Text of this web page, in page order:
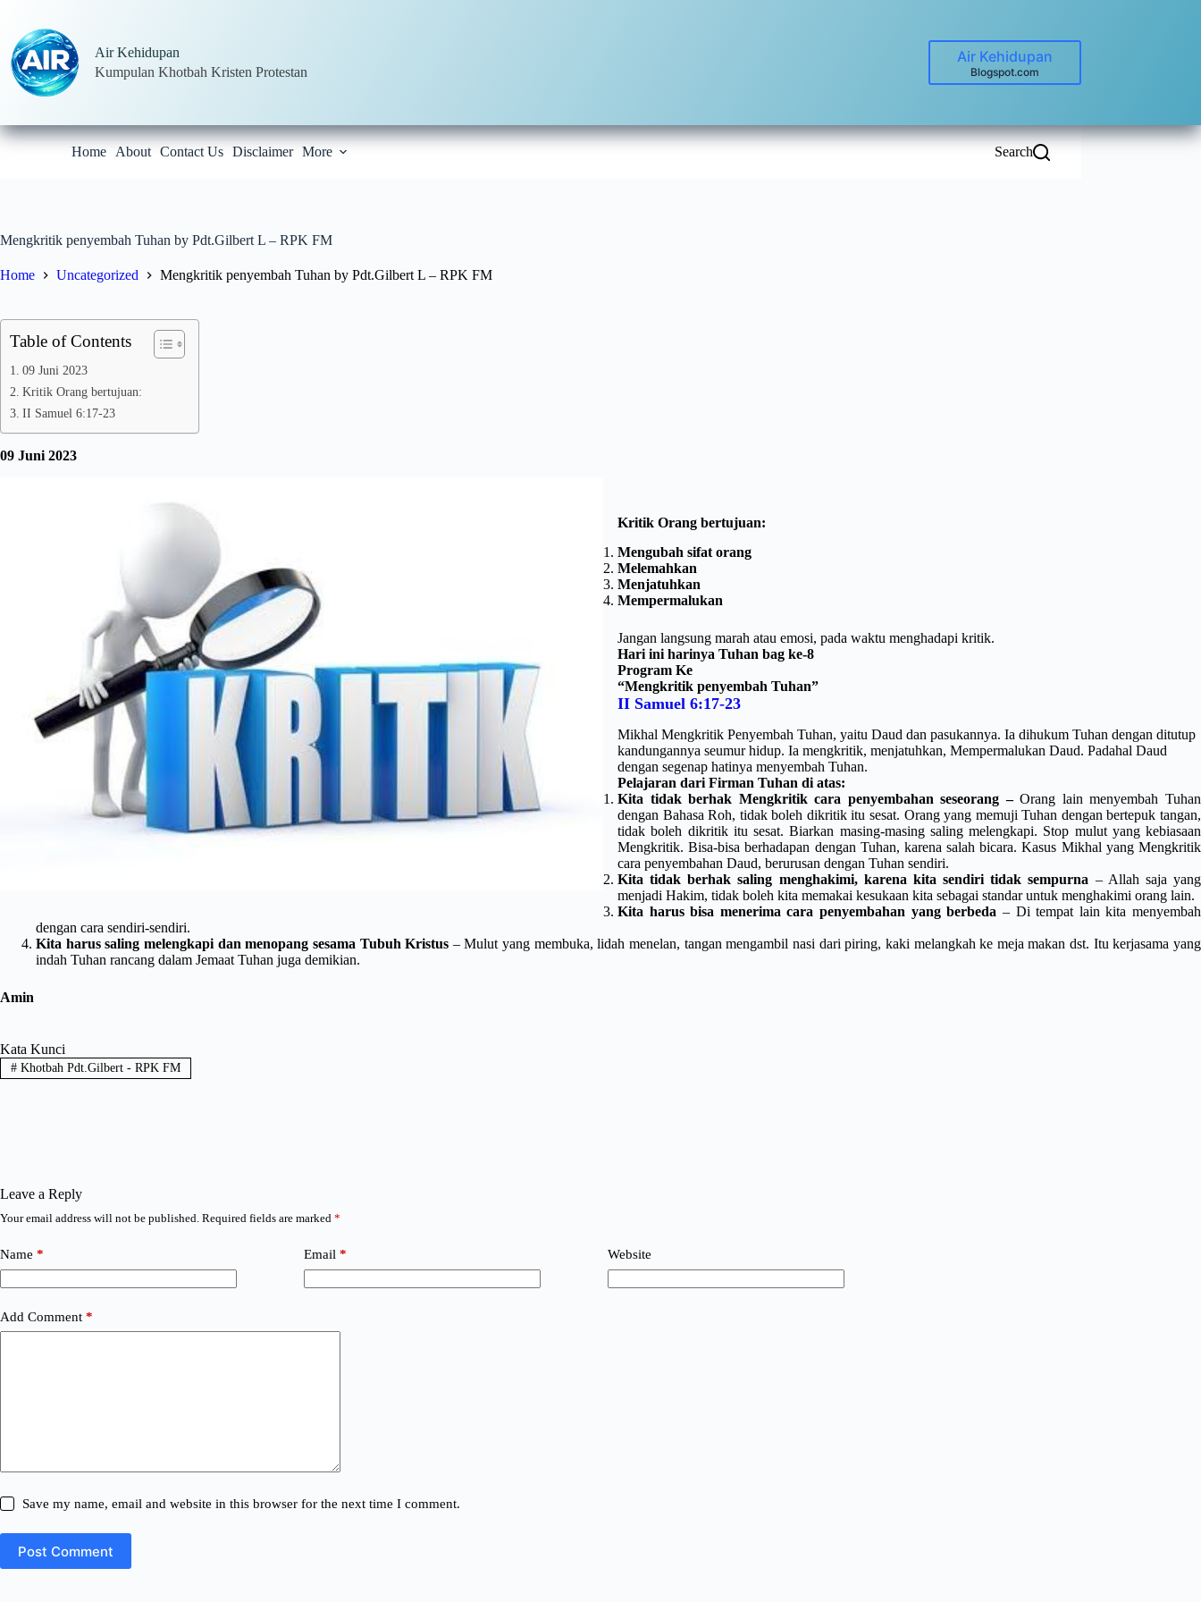
content
Air Kehidupan
Kumpulan Khotbah Kristen Protestan
Air Kehidupan
Blogspot.com
Home About Contact Us Disclaimer More Search
Mengkritik penyembah Tuhan by Pdt.Gilbert L – RPK FM
Home Uncategorized Mengkritik penyembah Tuhan by Pdt.Gilbert L – RPK FM
Table of Contents
09 Juni 2023
Kritik Orang bertujuan:
II Samuel 6:17-23
09 Juni 2023
Kritik Orang bertujuan:
Mengubah sifat orang
Melemahkan
Menjatuhkan
Mempermalukan
Jangan langsung marah atau emosi, pada waktu menghadapi kritik.
Hari ini harinya Tuhan bag ke-8
Program Ke
“Mengkritik penyembah Tuhan”
II Samuel 6:17-23
Mikhal Mengkritik Penyembah Tuhan, yaitu Daud dan pasukannya. Ia dihukum Tuhan dengan ditutup
kandungannya seumur hidup. Ia mengkritik, menjatuhkan, Mempermalukan Daud. Padahal Daud
dengan segenap hatinya menyembah Tuhan.
Pelajaran dari Firman Tuhan di atas:
Kita tidak berhak Mengkritik cara penyembahan seseorang –Orang lain menyembah Tuhan
dengan Bahasa Roh, tidak boleh dikritik itu sesat. Orang yang memuji Tuhan dengan bertepuk tangan,
tidak boleh dikritik itu sesat. Biarkan masing-masing saling melengkapi. Stop mulut yang kebiasaan
Mengkritik. Bisa-bisa berhadapan dengan Tuhan, karena salah bicara. Kasus Mikhal yang Mengkritik
cara penyembahan Daud, berurusan dengan Tuhan sendiri.
Kita tidak berhak saling menghakimi, karena kita sendiri tidak sempurna – Allah saja yang
menjadi Hakim, tidak boleh kita memakai kesukaan kita sebagai standar untuk menghakimi orang lain.
Kita harus bisa menerima cara penyembahan yang berbeda – Di tempat lain kita menyembah
dengan cara sendiri-sendiri.
Kita harus saling melengkapi dan menopang sesama Tubuh Kristus – Mulut yang membuka, lidah menelan, tangan mengambil nasi dari piring, kaki melangkah ke meja makan dst. Itu kerjasama yang
indah Tuhan rancang dalam Jemaat Tuhan juga demikian.
Amin
Kata Kunci
#Khotbah Pdt.Gilbert - RPK FM
Leave a Reply
Your email address will not be published. Required fields are marked *
Name * Email * Website
Add Comment *
Save my name, email and website in this browser for the next time I comment.
Post Comment